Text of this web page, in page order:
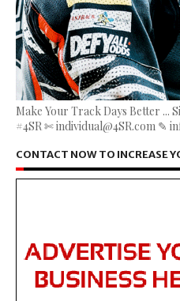
Make Your Track Days Better ...
#4SR ✄ individual@4SR.com ✎
CONTACT NOW TO INCREASE